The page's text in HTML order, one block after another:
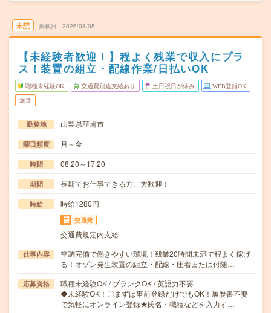
未読 掲載日 2026/08/05
【未経験者歓迎！】程よく残業で収入にプラ
ス！装置の組立・配線作業/日払いOK
職種未経験OK 交通費別途支給あり 土日祝日が休み WEB登録OK
派遣
勤務地 山梨県韮崎市
曜日頻度 月～金
時間 08:20～17:20
期間 長期でお仕事できる方、大歓迎！
時給 時給1280円
交通費
交通費規定内支給
仕事内容
空調完備で働きやすい環境！残業20時間未満で程よく稼げ
る！オゾン発生装置の組立・配線・圧着または付随…
応募資格
職種未経験OK / ブランクOK / 英語力不要
◆未経験OK！〇まずは事前登録だけでもOK！履歴書不要
で気軽にオンライン登録★氏名・職種などを入力す…